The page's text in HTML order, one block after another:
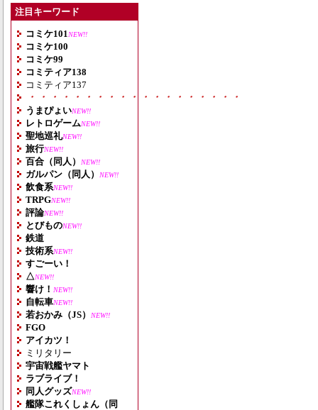
注目キーワード
コミケ101 NEW!!
コミケ100
コミケ99
コミティア138
コミティア137
・・・・・・・・・・・・・・・・・・・
うまぴょいNEW!!
レトロゲームNEW!!
聖地巡礼NEW!!
旅行NEW!!
百合（同人） NEW!!
ガルパン（同人） NEW!!
飲食系NEW!!
TRPGNEW!!
評論NEW!!
とびものNEW!!
鉄道
技術系NEW!!
すごーい！
△NEW!!
響け！ NEW!!
自転車NEW!!
若おかみ（JS） NEW!!
FGO
アイカツ！
ミリタリー
宇宙戦艦ヤマト
ラブライブ！
同人グッズNEW!!
艦隊これくしょん（同